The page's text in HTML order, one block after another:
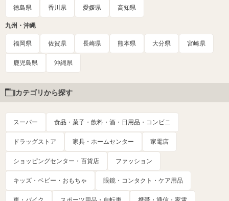
徳島県 香川県 愛媛県 高知県
九州・沖縄
福岡県 佐賀県 長崎県 熊本県 大分県 宮崎県
鹿児島県 沖縄県
カテゴリから探す
スーパー 食品・菓子・飲料・酒・日用品・コンビニ
ドラッグストア 家具・ホームセンター 家電店
ショッピングセンター・百貨店 ファッション
キッズ・ベビー・おもちゃ 眼鏡・コンタクト・ケア用品